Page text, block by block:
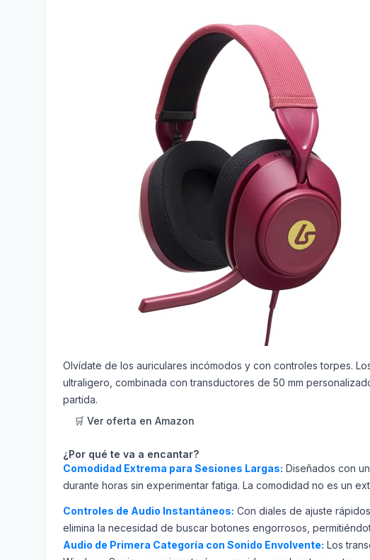
Olvídate de los auriculares incómodos y con controles torpes.
ultraligero, combinada con transductores de 50 mm
partida.
🛒 Ver oferta en Amazon
¿Por qué te va a encantar?
Comodidad Extrema para Sesiones Largas: Diseñados con
durante horas sin experimentar fatiga. La comodidad no es un
Controles de Audio Instantáneos: Con diales de ajuste
elimina la necesidad de buscar botones engorrosos,
Audio de Primera Categoría con Sonido Envolvente: Los